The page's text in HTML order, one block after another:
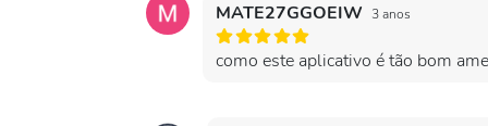
MATE27GGOEIW 3 anos
como este aplicativo é tão bom